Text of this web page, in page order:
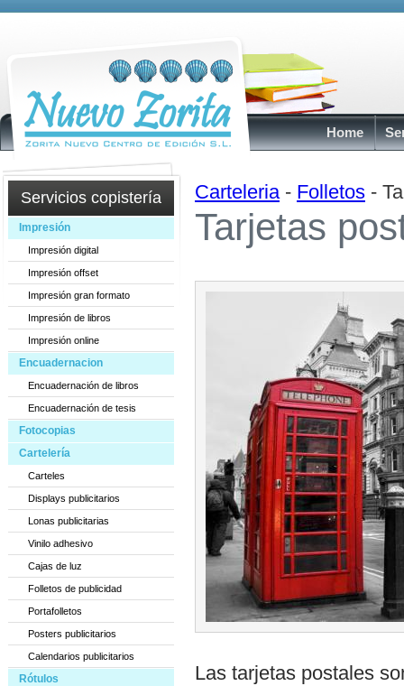
Servicios copistería
Impresión
Impresión digital
Impresión offset
Impresión gran formato
Impresión de libros
Impresión online
Encuadernacion
Encuadernación de libros
Encuadernación de tesis
Fotocopias
Cartelería
Carteles
Displays publicitarios
Lonas publicitarias
Vinilo adhesivo
Cajas de luz
Folletos de publicidad
Portafolletos
Posters publicitarios
Calendarios publicitarios
Rótulos
Carteleria- Folletos -
Tarjetas
Las tarjetas postales
Home